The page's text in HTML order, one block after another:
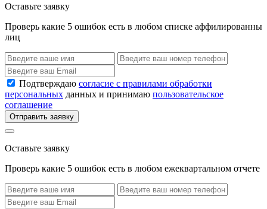
Оставьте заявку
Проверь какие 5 ошибок есть в любом списке аффилированны
лиц
Подтверждаю согласие с правилами обработки
персональных данных и принимаю пользовательское
соглашение
Отправить заявку
Оставьте заявку
Проверь какие 5 ошибок есть в любом ежеквартальном отчете